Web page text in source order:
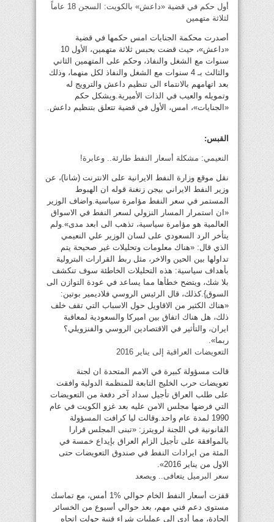
أول حكم في قضية «داعش» بالكويت: السجن 18 عاماً
لثلاثة متهمين
أصدرت محكمة الجنايات امس حكمها في قضية
«داعش»، حيث قضت بحبس ثلاثة متهمين، الأول 10
سنوات مع الشغل والنفاذ، وحكم على المتهمين الثاني
والثالث بـ 4 سنوات مع الشغل والنفاذ لكل منهما، وذلك
بعد اتهامهم بالانتماء الى تنظيم داعش والترويج له
وتمويله والعيب في الذات الأميرية.ويشكل حكم
«الجنايات»، امس، الأول في قضية تتعلق بتنظيم داعش.
القبس:
النعيمي: مشكلة أسعار النفط طارئة.. وعابرة!
نقل موقع وزارة النفط الايرانية على الانترنت (شانا)، عن
وزير النفط الايراني بيجن زنغنة قوله ان الهبوط
المستمر في سعر النفط مؤامرة سياسية.واضاف الوزير
«ان استمرار المسار النزولي لسعر النفط في الاسواق
العالمية هو مؤامرة سياسية، تذهب الى ابعد مدى».ولم
يتأخر الرد السعودي على لسان الوزير علي النعيمي
الذي قال: «هناك معلومات وتحليلات غير صحيحة يتم
تداولها بين الحين والاخر، مثل ربط القرارات البترولية
بأهداف سياسية: هذه التحليلات الخاطئة سوف تنكشف
بلا شك، ويتضح خطأها مما يساعد في عودة التوازن الى
السوق}.كذلك، قال الرئيس الروسي فلاديمير بوتين:
«هناك الكثير من الاقاويل حول الاسباب التي تقف خلف
ذلك، هل هناك اتفاق بين اميركا والسعودية لمعاقبة
ايران، والتأثير في الاقتصادين الروسي والفنزويلي؟
ربما».
التعويضات العراقية إلى يناير 2016
قالت مسؤولة كبيرة في الامم المتحدة ان لجنة
تعويضات حرب الخليج التابعة للمنظمة الدولية وافقت
على طلب العراق تأجيل سداد آخر دفعة من التعويضات
التي فرضها مجلس الامن عليه بعد غزو الكويت في عام
1990 لمدة عام واحد.وقالت ليا كرافت المسؤولة
القانونية في اللجنة لرويترز: «تبنى المجلس قرارا
بالموافقة على تأجيل الزام العراق بإيداع خمسة في
المئة من ايرادات النفط في صندوق التعويضات حتى
الاول من يناير 2016».
سعر البرميل يتعافى.. ويصعد
قفزت أسعار النفط الخام حوالي %1 أمس، مع تماسك
مستوى دعم فني مهم، بعد حوالي أسبوع من الخسائر
الحادة، مما أدى إلى عمليات شراء فنية حولت اتجاه